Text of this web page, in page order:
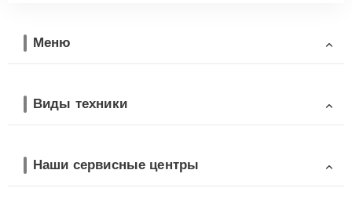
Меню
Виды техники
Наши сервисные центры